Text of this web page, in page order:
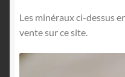
Les minéraux ci-dessus
vente sur ce site.